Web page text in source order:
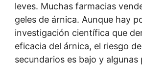
leves. Muchas farmacias
geles de árnica. Aunque hay
investigación científica que
eficacia del árnica, el riesgo
secundarios es bajo y algunas